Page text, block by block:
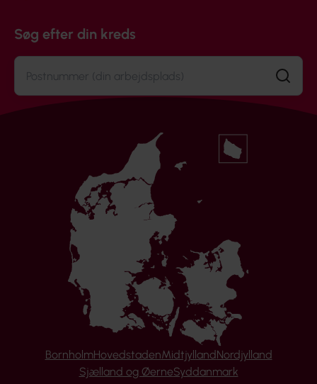
Søg efter din kreds
Søg
BornholmHovedstadenMidtjyllandNordjylland
Sjælland og ØerneSyddanmark